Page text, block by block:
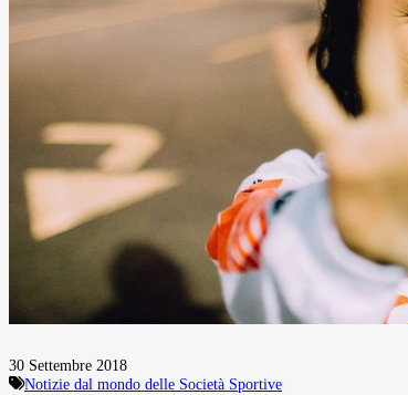
30 Settembre 2018
Notizie dal mondo delle Società Sportive